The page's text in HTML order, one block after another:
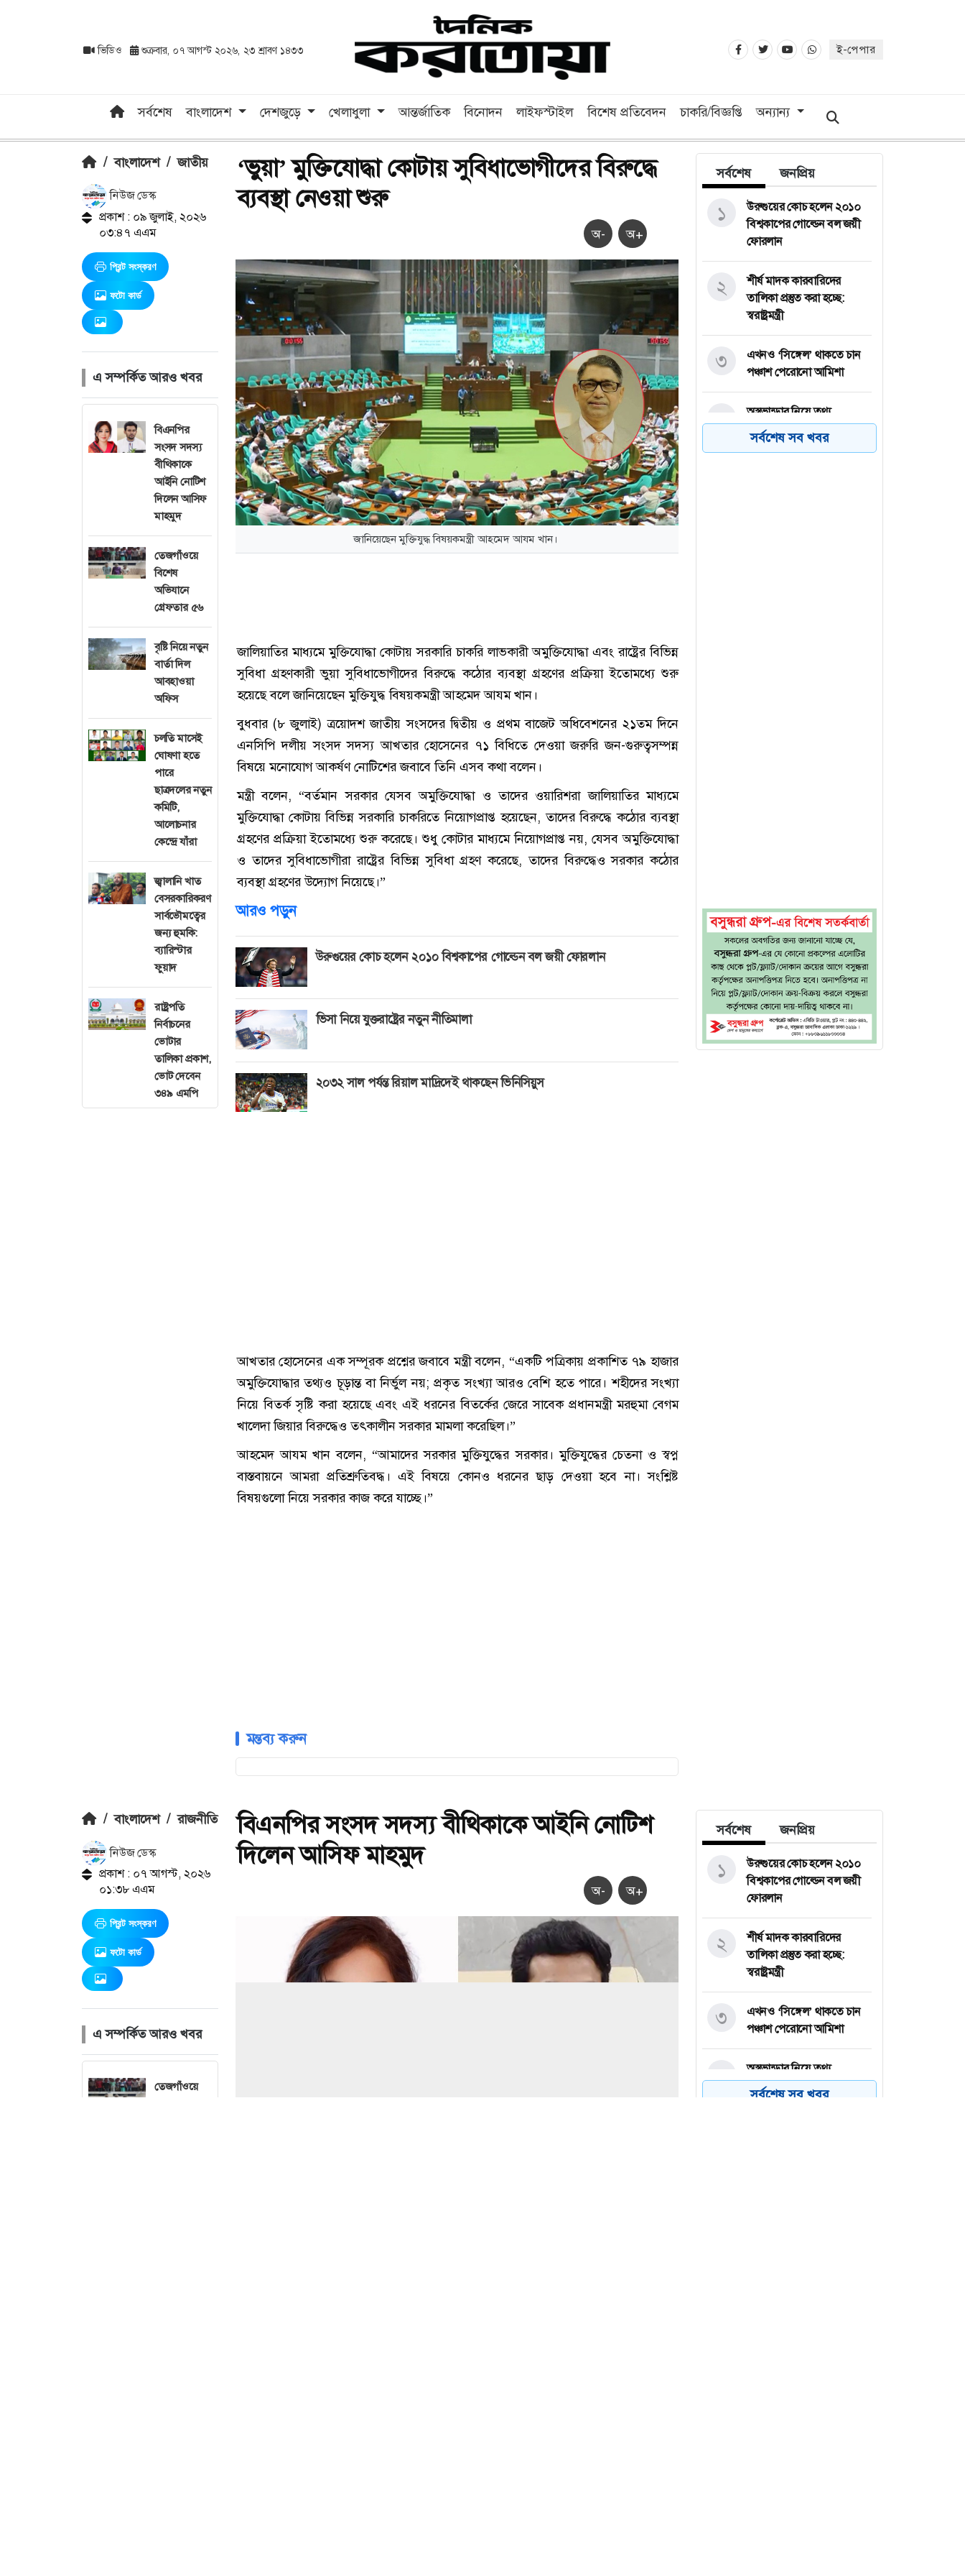
ভিডিও শুক্রবার, ০৭ আগস্ট ২০২৬, ২৩ শ্রাবণ ১৪৩৩ ই-পেপার
সর্বশেষ বাংলাদেশ দেশজুড়ে খেলাধুলা আন্তর্জাতিক বিনোদন লাইফস্টাইল বিশেষ প্রতিবেদন চাকরি/বিজ্ঞপ্তি অন্যান্য
/ বাংলাদেশ / জাতীয়
নিউজ ডেস্ক
প্রকাশ : ০৯ জুলাই, ২০২৬
০৩:৪৭ এএম
প্রিন্ট সংস্করণ
ফটো কার্ড
এ সম্পর্কিত আরও খবর
বিএনপির
সংসদ সদস্য
বীথিকাকে
আইনি নোটিশ
দিলেন আসিফ
মাহমুদ
তেজগাঁওয়ে
বিশেষ
অভিযানে
গ্রেফতার ৫৬
বৃষ্টি নিয়ে নতুন
বার্তা দিল
আবহাওয়া
অফিস
চলতি মাসেই
ঘোষণা হতে
পারে
ছাত্রদলের নতুন
কমিটি,
আলোচনার
কেন্দ্রে যাঁরা
জ্বালানি খাত
বেসরকারিকরণ
সার্বভৌমত্বের
জন্য হুমকি:
ব্যারিস্টার
ফুয়াদ
রাষ্ট্রপতি
নির্বাচনের
ভোটার
তালিকা প্রকাশ,
ভোট দেবেন
৩৪৯ এমপি
‘ভুয়া’ মুক্তিযোদ্ধা কোটায় সুবিধাভোগীদের বিরুদ্ধে
ব্যবস্থা নেওয়া শুরু
অ- অ+
জানিয়েছেন মুক্তিযুদ্ধ বিষয়কমন্ত্রী আহমেদ আযম খান।
জালিয়াতির মাধ্যমে মুক্তিযোদ্ধা কোটায় সরকারি চাকরি লাভকারী অমুক্তিযোদ্ধা এবং রাষ্ট্রের বিভিন্ন
সুবিধা গ্রহণকারী ভুয়া সুবিধাভোগীদের বিরুদ্ধে কঠোর ব্যবস্থা গ্রহণের প্রক্রিয়া ইতোমধ্যে শুরু
হয়েছে বলে জানিয়েছেন মুক্তিযুদ্ধ বিষয়কমন্ত্রী আহমেদ আযম খান।
বুধবার (৮ জুলাই) ত্রয়োদশ জাতীয় সংসদের দ্বিতীয় ও প্রথম বাজেট অধিবেশনের ২১তম দিনে
এনসিপি দলীয় সংসদ সদস্য আখতার হোসেনের ৭১ বিধিতে দেওয়া জরুরি জন-গুরুত্বসম্পন্ন
বিষয়ে মনোযোগ আকর্ষণ নোটিশের জবাবে তিনি এসব কথা বলেন।
মন্ত্রী বলেন, “বর্তমান সরকার যেসব অমুক্তিযোদ্ধা ও তাদের ওয়ারিশরা জালিয়াতির মাধ্যমে
মুক্তিযোদ্ধা কোটায় বিভিন্ন সরকারি চাকরিতে নিয়োগপ্রাপ্ত হয়েছেন, তাদের বিরুদ্ধে কঠোর ব্যবস্থা
গ্রহণের প্রক্রিয়া ইতোমধ্যে শুরু করেছে। শুধু কোটার মাধ্যমে নিয়োগপ্রাপ্ত নয়, যেসব অমুক্তিযোদ্ধা
ও তাদের সুবিধাভোগীরা রাষ্ট্রের বিভিন্ন সুবিধা গ্রহণ করেছে, তাদের বিরুদ্ধেও সরকার কঠোর
ব্যবস্থা গ্রহণের উদ্যোগ নিয়েছে।”
আরও পড়ুন
উরুগুয়ের কোচ হলেন ২০১০ বিশ্বকাপের গোল্ডেন বল জয়ী ফোরলান
ভিসা নিয়ে যুক্তরাষ্ট্রের নতুন নীতিমালা
২০৩২ সাল পর্যন্ত রিয়াল মাদ্রিদেই থাকছেন ভিনিসিয়ুস
আখতার হোসেনের এক সম্পূরক প্রশ্নের জবাবে মন্ত্রী বলেন, “একটি পত্রিকায় প্রকাশিত ৭৯ হাজার
অমুক্তিযোদ্ধার তথ্যও চূড়ান্ত বা নির্ভুল নয়; প্রকৃত সংখ্যা আরও বেশি হতে পারে। শহীদের সংখ্যা
নিয়ে বিতর্ক সৃষ্টি করা হয়েছে এবং এই ধরনের বিতর্কের জেরে সাবেক প্রধানমন্ত্রী মরহুমা বেগম
খালেদা জিয়ার বিরুদ্ধেও তৎকালীন সরকার মামলা করেছিল।”
আহমেদ আযম খান বলেন, “আমাদের সরকার মুক্তিযুদ্ধের সরকার। মুক্তিযুদ্ধের চেতনা ও স্বপ্ন
বাস্তবায়নে আমরা প্রতিশ্রুতিবদ্ধ। এই বিষয়ে কোনও ধরনের ছাড় দেওয়া হবে না। সংশ্লিষ্ট
বিষয়গুলো নিয়ে সরকার কাজ করে যাচ্ছে।”
মন্তব্য করুন
সর্বশেষ জনপ্রিয়
উরুগুয়ের কোচ হলেন ২০১০
বিশ্বকাপের গোল্ডেন বল জয়ী
ফোরলান
১
শীর্ষ মাদক কারবারিদের
তালিকা প্রস্তুত করা হচ্ছে:
স্বরাষ্ট্রমন্ত্রী
২
এখনও ‘সিঙ্গেল’ থাকতে চান
পঞ্চাশ পেরোনো আমিশা
৩
অস্ত্রভান্ডার নিয়ে তথ্য
ফাঁসকারীদের কারাদণ্ডের
হুঁশিয়ারি ট্রাম্পের
৪
সর্বশেষ সব খবর
/ বাংলাদেশ / রাজনীতি
নিউজ ডেস্ক
প্রকাশ : ০৭ আগস্ট, ২০২৬
০১:৩৮ এএম
প্রিন্ট সংস্করণ
ফটো কার্ড
এ সম্পর্কিত আরও খবর
তেজগাঁওয়ে
বিএনপির সংসদ সদস্য বীথিকাকে আইনি নোটিশ
দিলেন আসিফ মাহমুদ
অ- অ+
সর্বশেষ জনপ্রিয়
উরুগুয়ের কোচ হলেন ২০১০
বিশ্বকাপের গোল্ডেন বল জয়ী
ফোরলান
১
শীর্ষ মাদক কারবারিদের
তালিকা প্রস্তুত করা হচ্ছে:
স্বরাষ্ট্রমন্ত্রী
২
এখনও ‘সিঙ্গেল’ থাকতে চান
পঞ্চাশ পেরোনো আমিশা
৩
অস্ত্রভান্ডার নিয়ে তথ্য
ফাঁসকারীদের কারাদণ্ডের
হুঁশিয়ারি ট্রাম্পের
৪
সর্বশেষ সব খবর